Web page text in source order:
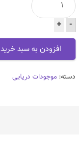
تک
راست
عدد
-
+
افزودن به سبد خرید
دسته: موجودات دریایی